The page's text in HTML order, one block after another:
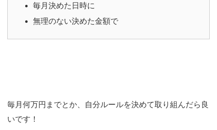
毎月決めた日時に
無理のない決めた金額で
毎月何万円までとか、自分ルールを決めて取り組んだら良
いです！